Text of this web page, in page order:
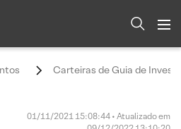
Carteiras de Guia de
01/11/2021 15:08:44 • Atualizado em